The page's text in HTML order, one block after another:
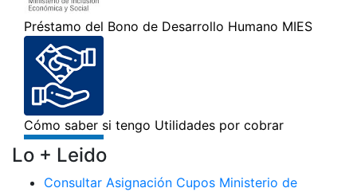
Lo + Leido
Consultar Asignación Cupos Ministerio de